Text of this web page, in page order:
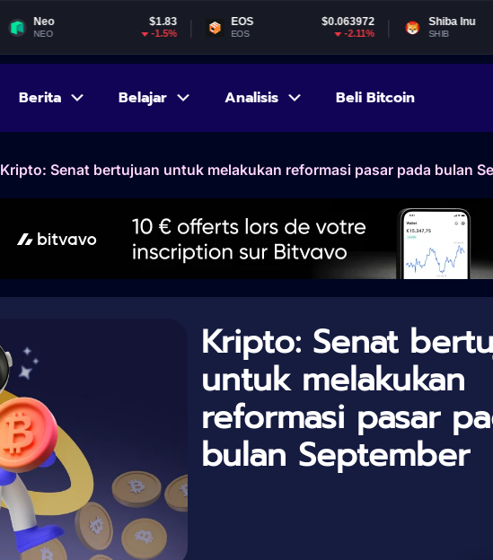
EOS $0.063972
EOS
Shiba Inu $0.000005
SHIB
Berita Belajar Analisis Beli Bitcoin
Kripto: Senat bertujuan untuk melakukan reformasi pasar pada bulan
Kripto: Senat
untuk melakukan
reformasi pasar
bulan September